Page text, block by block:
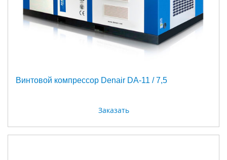
Винтовой компрессор Denair DA-11 / 7,5
Заказать